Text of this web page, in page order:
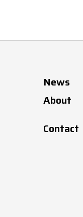
News
About
Contact